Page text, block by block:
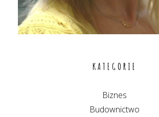
KATEGORIE
Biznes
Budownictwo